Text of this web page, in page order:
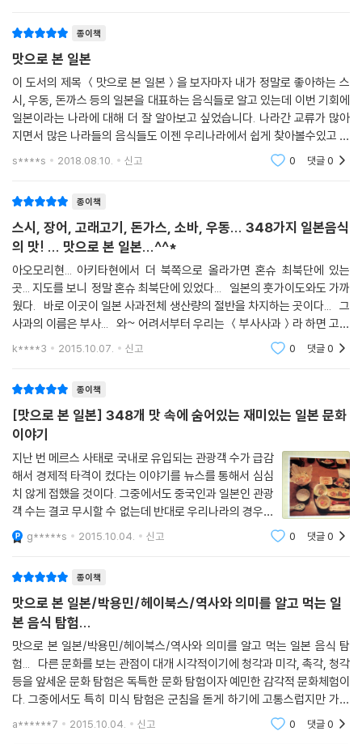
물, 절임, 젓갈, 조림, 무침’에 대한 고찰에는 일본 음식을 이해하는 데 예상
했던 것보다 훨씬 많은 정보가 담겨 있음을 깨닫게 된다.《일본식 튀김인 아
게모노, 일본식 구이 야키모노, 일본식 건어물 히모노, 일본식 절임 쓰케모
노, 일본식 젓갈 시오카라, 일본식 조림 니모노, 일본식 무침 아에모노》를
통해, 우리와는 다른 일본 음식 특유의 문화와 미세한 차이점을 엿볼 수 있
게 되는 것이다. 씹는 묘미가 있는 닭의 무릎뼈 연골을 튀겨내는 ‘난코쓰’,
참기름으로 튀겨 고소하고 특유의 소스로 촉촉하게 젖어있으면서도 신기
할 만큼 바삭한 식감을 간직한 ‘덴돈’, 모닥불 같은 형태인 이로리에 굽는
간푸보시…’등등으로 세분화할 수 있는 건어물, 소금, 간장, 된장, 식초, 누
룩, 쌀겨 등에 절이는 쓰케모노, ‘습지의 진흙밭’이라는 뜻의 초된장무침요
리 들을 맛보다 보면, ‘가깝고도 먼 나라’ 일본을 더욱 새롭게 느끼게 될 것
이다.
매력 만점의 일본 국수 3총사
기다란 국수 가닥은 연결과 연장을 상징하는 기호학적 식품이다. 그것은
아 삼키는 동작이 주는 순수한 쾌감도 국수의 인기 비결 중 하나였을 터이
전 세계적으로 널리 사랑받는 국수. 일본에서 눈에 띄게 사랑받는 대표적
인 국수를 손꼽으라면 ‘라멘과 우동, 소바’를 꼽는 데 이견이 없을 것이다.
저자는 이 세 가지 종류의 국수에 관한한 여러 유형의 국수와 다양한 식당
을 찾아다니며 식도락을 즐기고, 많은 분량의 페이지를 할애해 이야기를
풀어낸다. ‘일본식 국수’에 대한 애정이 뚝뚝 묻어남을 느낄 수 있다.
조금이라도 더 나은 맛을 위해서 장시간의 수고를 아끼지 않는 비효율적인
구치간장으로 양념한 간토식 우동과 멸치와 다시마로 맛을 낸 국물에 우스
구치 간장으로 간을 맞춘 간사이식 우동, 튀김부스러기를 뿌리는 다누키
우동 등 따끈하고 맑은 국물과 면의 식감만으로 맛을 내는 우동에서 저자
는 가레산스이 정원의 미니멀리스틱한 미적 추구를 떠올린다.
라면을 먹으면서는 일본 사람들의 장기인 ‘세분화’와 자기만의 브랜드를
만드는 비법을 엿본다. 유자를 넣어 맛을 낸 유자라멘, 은어 한 마리를 통째
로 구워 넣은 아유라멘, 생선 서더리를 우려낸 국물에 소금으로만 간을 한
라멘, 이탈리아산 산마르시아노종 유기 토마토로 소스를 만들어 맛을 낸
토마토면 등 우리로서는 상상하기 어려운 라면들도 아주 맛있다고 하니 그
종이책
맛으로 본 일본
이 도서의 제목 ＜맛으로 본 일본＞을 보자마자 내가 정말로 좋아하는 스
시, 우동, 돈까스 등의 일본을 대표하는 음식들로 알고 있는데 이번 기회에
일본이라는 나라에 대해 더 잘 알아보고 싶었습니다. 나라간 교류가 많아
지면서 많은 나라들의 음식들도 이젠 우리나라에서 쉽게 찾아볼수있고 그
정통의 맛을 느껴볼 수 있는 기회가 많아졌는데.. 아직 라멘만큼은 그 일본
s****s 2018.08.10. 신고 0 댓글0
종이책
스시, 장어, 고래고기, 돈가스, 소바, 우동... 348가지 일본음식
의 맛! ... 맛으로 본 일본...^^*
아오모리현... 아키타현에서 더 북쪽으로 올라가면 혼슈 최북단에 있는
곳... 지도를 보니 정말 혼슈 최북단에 있었다... 일본의 훗가이도와도 가까
웠다. 바로 이곳이 일본 사과전체 생산량의 절반을 차지하는 곳이다... 그
사과의 이름은 부사... 와~ 어려서부터 우리는 ＜부사사과＞라 하면 고급
사과의 대명사로 알아왔다. 다른 일반사과들보다는 크기도 좀더 크고
k****3 2015.10.07. 신고 0 댓글0
종이책
[맛으로 본 일본] 348개 맛 속에 숨어있는 재미있는 일본 문화
이야기
지난 번 메르스 사태로 국내로 유입되는 관광객 수가 급감
해서 경제적 타격이 컸다는 이야기를 뉴스를 통해서 심심
치 않게 접했을 것이다. 그중에서도 중국인과 일본인 관광
객 수는 결코 무시할 수 없는데 반대로 우리나라의 경우에
는 지진의 여파로 방사능 유출이라는 심각한 문제가 있음
에도 여전히 일본은 우리나라 사람들이 많이 가는 여행지
g*****s 2015.10.04. 신고 0 댓글0
종이책
맛으로 본 일본/박용민/헤이북스/역사와 의미를 알고 먹는 일
본 음식 탐험...
맛으로 본 일본/박용민/헤이북스/역사와 의미를 알고 먹는 일본 음식 탐
험... 다른 문화를 보는 관점이 대개 시각적이기에 청각과 미각, 촉각, 청각
등을 앞세운 문화 탐험은 독특한 문화 탐험이자 예민한 감각적 문화체험이
다. 그중에서도 특히 미식 탐험은 군침을 돋게 하기에 고통스럽지만 가장
공감하면서 끌려들게 되는 문화체험이다. 일본 도쿄에서 근무하게 되면
a******7 2015.10.04. 신고 0 댓글0